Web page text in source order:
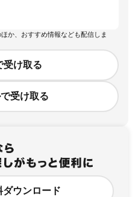
か、おすすめ情報なども配信しま
受け取る
受け取る
ダウンロード